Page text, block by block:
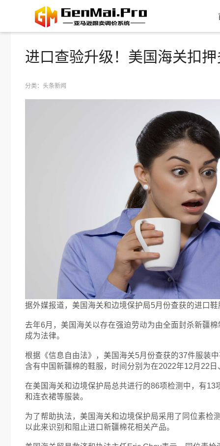
进口查验升级！美国海关扣
分类：头条新闻
据外媒报道，美国海关和边境保护局5月份查获的进口
去年6月，美国海关以存在强迫劳动为由全面封杀新疆
成为法律。
根据《信息自由法》，美国海关5月份查获的37件服装
含有中国新疆棉的鞋服，时间分别为在2022年12月22
在美国海关和边境保护局总共进行的86项检测中，有
和连衣裙等服装。
为了帮助执法，美国海关和边境保护局采用了同位素检
以此来识别和阻止进口新疆棉花相关产品。